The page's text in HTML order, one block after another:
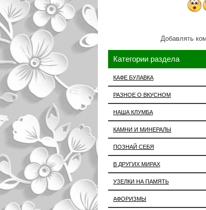
Добавлять
Категории раздела
КАФЕ БУЛАВКА
РАЗНОЕ О ВКУСНОМ
НАША КЛУМБА
КАМНИ И МИНЕРАЛЫ
ПОЗНАЙ СЕБЯ
В ДРУГИХ МИРАХ
УЗЕЛКИ НА ПАМЯТЬ
АФОРИЗМЫ